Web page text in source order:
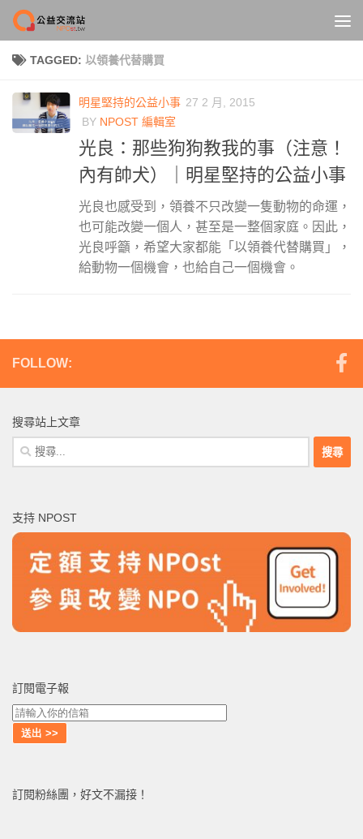
Skip to content
TAGGED: 以領養代替購買
明星堅持的公益小事 27 2 月, 2015
BY NPOST 編輯室
光良：那些狗狗教我的事（注意！
內有帥犬）｜明星堅持的公益小事
光良也感受到，領養不只改變一隻動物的命運，
也可能改變一個人，甚至是一整個家庭。因此，
光良呼籲，希望大家都能「以領養代替購買」，
給動物一個機會，也給自己一個機會。
FOLLOW:
搜尋站上文章
搜
尋
字:
支持 NPOST
訂閱電子報
訂閱粉絲團，好文不漏接！